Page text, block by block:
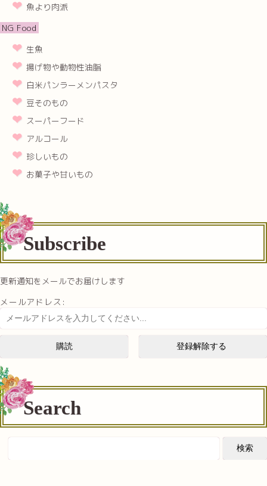
魚より肉派
NG Food
生魚
揚げ物や動物性油脂
白米パンラーメンパスタ
豆そのもの
スーパーフード
アルコール
珍しいもの
お菓子や甘いもの
Subscribe
更新通知をメールでお届けします
メールアドレス:
Search